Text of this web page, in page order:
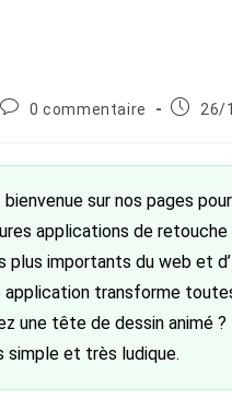
Commentaires
publication :
0 commentaire 26/
sur nos pages
applications de
plus importants du web et
application transforme
une tête de dessin animé
simple et très ludique.